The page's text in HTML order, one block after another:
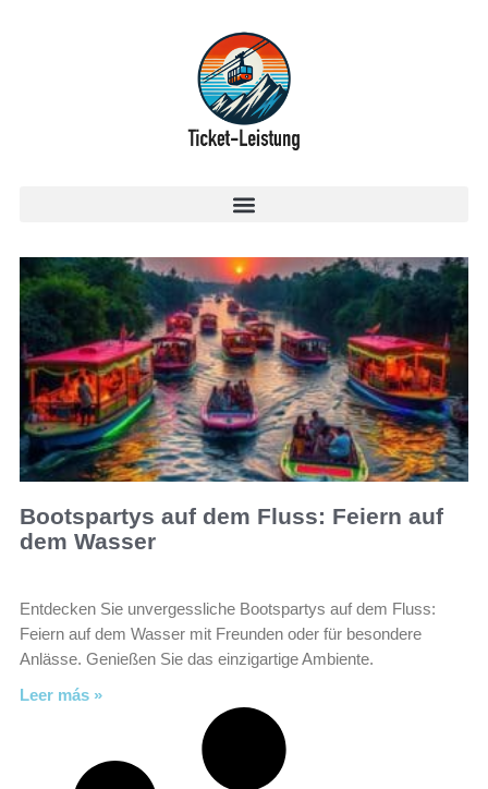
Bootspartys auf dem Fluss: Feiern auf
dem Wasser
Entdecken Sie unvergessliche Bootspartys auf dem Fluss:
Feiern auf dem Wasser mit Freunden oder für besondere
Anlässe. Genießen Sie das einzigartige Ambiente.
Leer más »